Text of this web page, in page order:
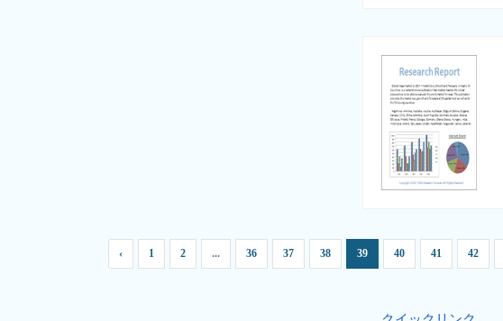
‹ 1 2 ... 36 37 38 39 40 41 42